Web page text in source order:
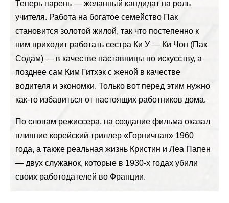
Теперь парень — желанный кандидат на роль
учителя. Работа на богатое семейство Пак
становится золотой жилой, так что постепенно к
ним приходит работать сестра Ки У — Ки Чон (Пак
Содам) — в качестве наставницы по искусству, а
позднее сам Ким Гитхэк с женой в качестве
водителя и экономки. Только вот перед этим нужно
как-то избавиться от настоящих работников дома.
По словам режиссера, на создание фильма оказал
влияние корейский триллер «Горничная» 1960
года, а также реальная жизнь Кристин и Леа Папен
— двух служанок, которые в 1930-х годах убили
своих работодателей во Франции.